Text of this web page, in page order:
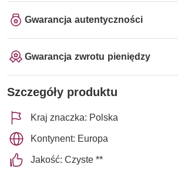
Gwarancja autentyczności
Gwarancja zwrotu pieniędzy
Szczegóły produktu
Kraj znaczka: Polska
Kontynent: Europa
Jakość: Czyste **